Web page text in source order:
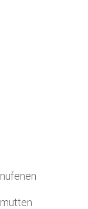
nufenen
mutten